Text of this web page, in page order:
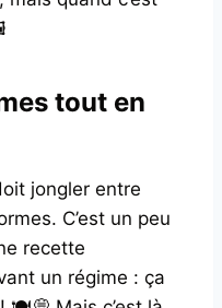
tout en
jongler entre
C’est un peu
recette
un régime : ça